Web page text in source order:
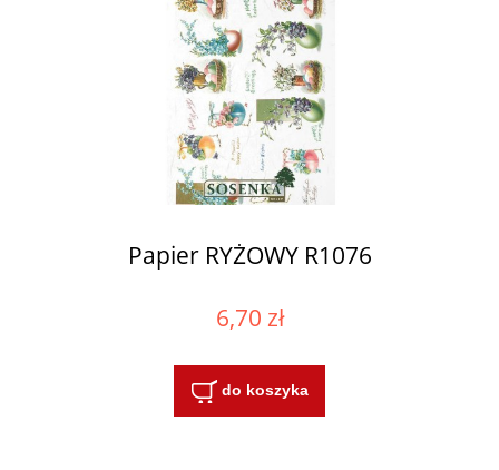
Papier RYŻOWY R1076
6,70 zł
do koszyka